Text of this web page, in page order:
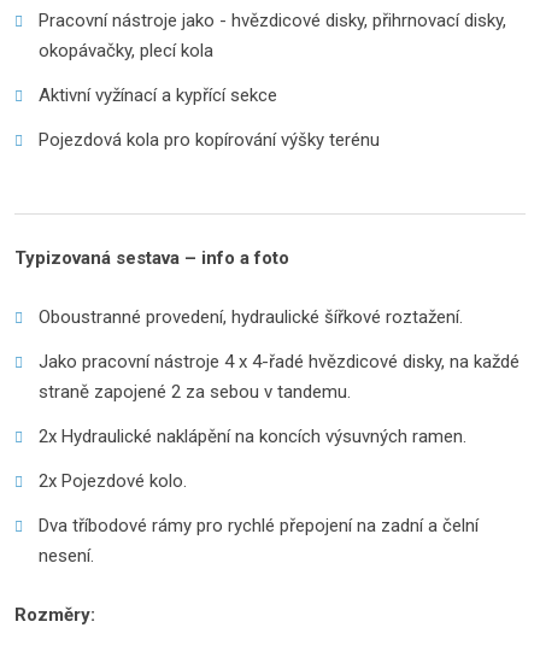
Pracovní nástroje jako - hvězdicové disky, přihrnovací disky,
okopávačky, plecí kola
Aktivní vyžínací a kypřící sekce
Pojezdová kola pro kopírování výšky terénu
Typizovaná sestava – info a foto
Oboustranné provedení, hydraulické šířkové roztažení.
Jako pracovní nástroje 4 x 4-řadé hvězdicové disky, na každé
straně zapojené 2 za sebou v tandemu.
2x Hydraulické naklápění na koncích výsuvných ramen.
2x Pojezdové kolo.
Dva tříbodové rámy pro rychlé přepojení na zadní a čelní
nesení.
Rozměry: